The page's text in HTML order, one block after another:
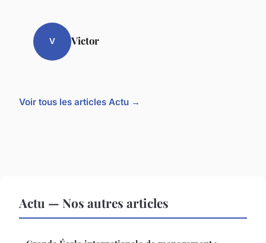
V Victor
Voir tous les articles Actu →
Actu — Nos autres articles